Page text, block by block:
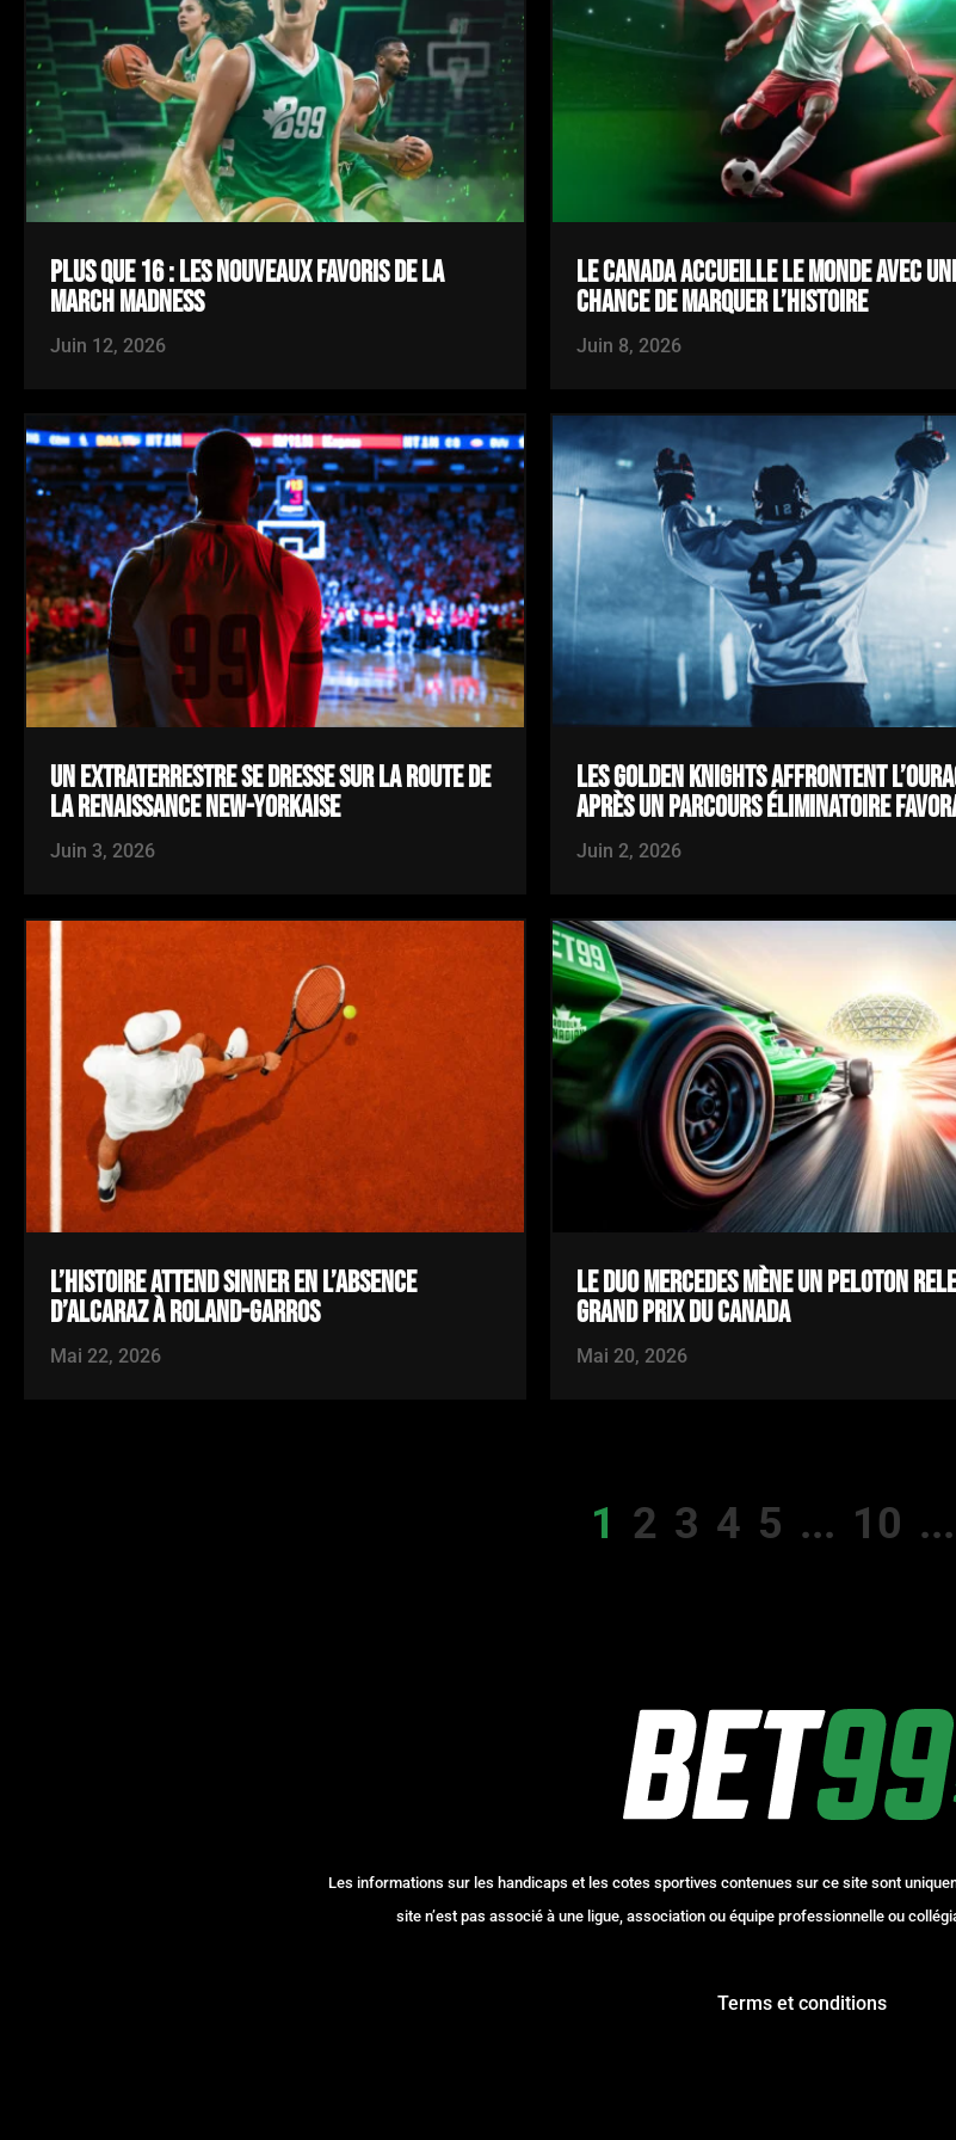
PLUS QUE 16 : LES NOUVEAUX FAVORIS DE LA
MARCH MADNESS
Juin 12, 2026
UN EXTRATERRESTRE SE DRESSE SUR LA ROUTE DE
LA RENAISSANCE NEW-YORKAISE
Juin 3, 2026
L’HISTOIRE ATTEND SINNER EN L’ABSENCE
D’ALCARAZ À ROLAND-GARROS
Mai 22, 2026
LE CANADA ACCUEILLE LE MONDE AVEC
CHANCE DE MARQUER L’HISTOIRE
Juin 8, 2026
LES GOLDEN KNIGHTS AFFRONTENT
APRÈS UN PARCOURS ÉLIMINATOIRE
Juin 2, 2026
LE DUO MERCEDES MÈNE UN PELOTON
GRAND PRIX DU CANADA
Mai 20, 2026
1 2 3 4 5 ... 10 ...
Les informations sur les handicaps et les cotes sportives contenues sur ce site sont
site n’est pas associé à une ligue, association ou équipe professionnelle ou
Terms et conditions